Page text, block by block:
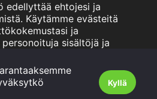
edellyttää ehtojesi ja
Käytämme evästeitä
ja
sisältöjä ja
tältä sivulta. Käyttämällä
ehdot.
Kyllä